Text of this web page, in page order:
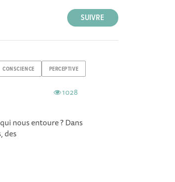
SUIVRE
CONSCIENCE PERCEPTIVE
1028
nous entoure ? Dans
des